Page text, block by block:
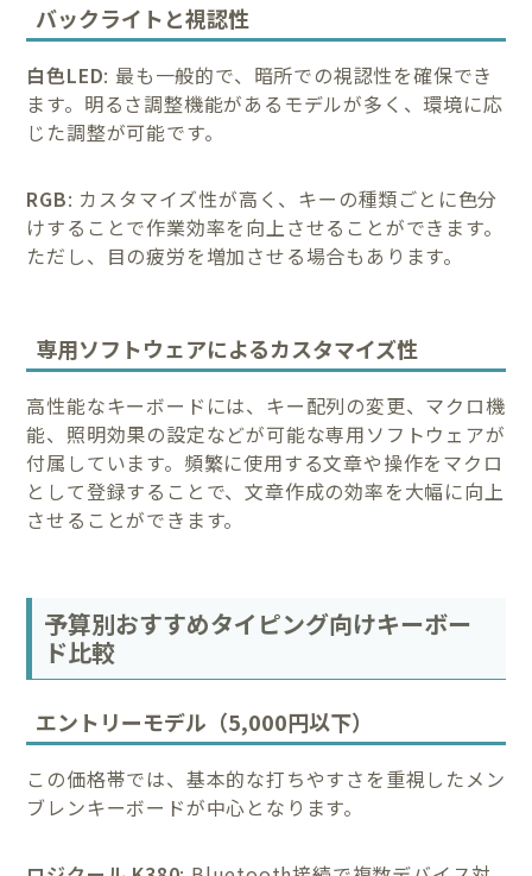
バックライトと視認性
白色LED: 最も一般的で、暗所での視認性を確保でき
ます。明るさ調整機能があるモデルが多く、環境に応
じた調整が可能です。
RGB: カスタマイズ性が高く、キーの種類ごとに色分
けすることで作業効率を向上させることができます。
ただし、目の疲労を増加させる場合もあります。
専用ソフトウェアによるカスタマイズ性
高性能なキーボードには、キー配列の変更、マクロ機
能、照明効果の設定などが可能な専用ソフトウェアが
付属しています。頻繁に使用する文章や操作をマクロ
として登録することで、文章作成の効率を大幅に向上
させることができます。
予算別おすすめタイピング向けキーボー
ド比較
エントリーモデル（5,000円以下）
この価格帯では、基本的な打ちやすさを重視したメン
ブレンキーボードが中心となります。